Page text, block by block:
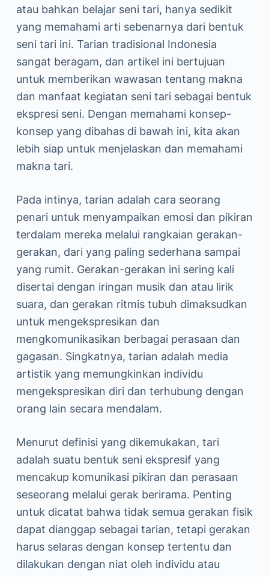
atau bahkan belajar seni tari, hanya sedikit
yang memahami arti sebenarnya dari bentuk
seni tari ini. Tarian tradisional Indonesia
sangat beragam, dan artikel ini bertujuan
untuk memberikan wawasan tentang makna
dan manfaat kegiatan seni tari sebagai bentuk
ekspresi seni. Dengan memahami konsep-
konsep yang dibahas di bawah ini, kita akan
lebih siap untuk menjelaskan dan memahami
makna tari.
Pada intinya, tarian adalah cara seorang
penari untuk menyampaikan emosi dan pikiran
terdalam mereka melalui rangkaian gerakan-
gerakan, dari yang paling sederhana sampai
yang rumit. Gerakan-gerakan ini sering kali
disertai dengan iringan musik dan atau lirik
suara, dan gerakan ritmis tubuh dimaksudkan
untuk mengekspresikan dan
mengkomunikasikan berbagai perasaan dan
gagasan. Singkatnya, tarian adalah media
artistik yang memungkinkan individu
mengekspresikan diri dan terhubung dengan
orang lain secara mendalam.
Menurut definisi yang dikemukakan, tari
adalah suatu bentuk seni ekspresif yang
mencakup komunikasi pikiran dan perasaan
seseorang melalui gerak berirama. Penting
untuk dicatat bahwa tidak semua gerakan fisik
dapat dianggap sebagai tarian, tetapi gerakan
harus selaras dengan konsep tertentu dan
dilakukan dengan niat oleh individu atau